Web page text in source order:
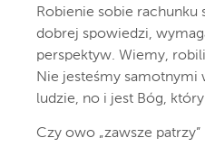
Robienie sobie rachunku
dobrej spowiedzi,
perspektyw. Wiemy,
Nie jesteśmy samotnymi
ludzie, no i jest Bóg,
Czy owo „zawsze